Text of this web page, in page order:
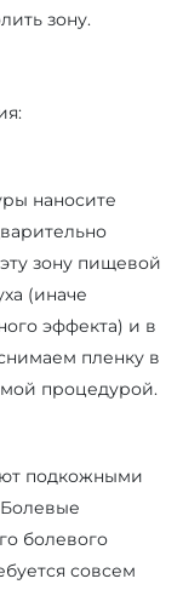
зону.
наносите
зону пищевой
(иначе
эффекта) и в
пленку в
процедурой.
подкожными
болевого
совсем